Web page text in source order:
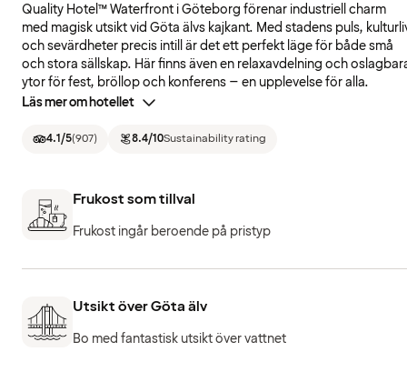
Quality Hotel™ Waterfront i Göteborg förenar industriell charm
med magisk utsikt vid Göta älvs kajkant. Med stadens puls,
och sevärdheter precis intill är det ett perfekt läge för både små
och stora sällskap. Här finns även en relaxavdelning och
ytor för fest, bröllop och konferens – en upplevelse för alla.
Läs mer om hotellet
4.1/5(907) 8.4/10Sustainability rating
Frukost som tillval
Frukost ingår beroende på pristyp
Utsikt över Göta älv
Bo med fantastisk utsikt över vattnet